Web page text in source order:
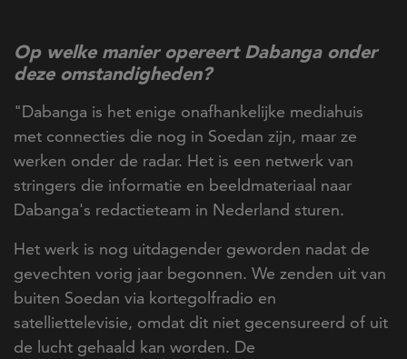
Op welke manier opereert Dabanga onder
deze omstandigheden?
"Dabanga is het enige onafhankelijke mediahuis
met connecties die nog in Soedan zijn, maar ze
werken onder de radar. Het is een netwerk van
stringers die informatie en beeldmateriaal naar
Dabanga's redactieteam in Nederland sturen.
Het werk is nog uitdagender geworden nadat de
gevechten vorig jaar begonnen. We zenden uit van
buiten Soedan via kortegolfradio en
satelliettelevisie, omdat dit niet gecensureerd of uit
de lucht gehaald kan worden. De